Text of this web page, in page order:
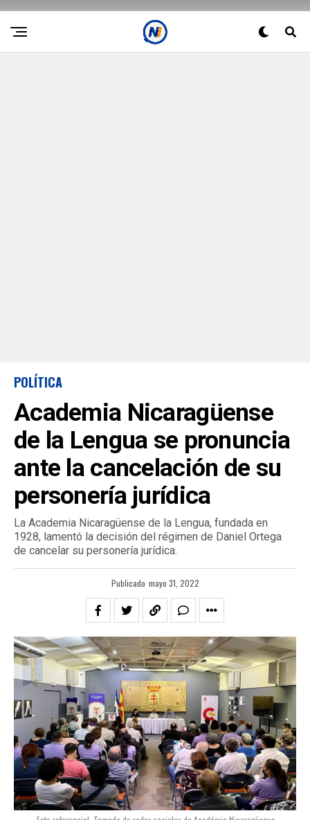
POLÍTICA
Academia Nicaragüense
de la Lengua se pronuncia
ante la cancelación de su
personería jurídica
La Academia Nicaragüense de la Lengua, fundada en
1928, lamentó la decisión del régimen de Daniel Ortega
de cancelar su personería jurídica.
Publicado mayo 31, 2022